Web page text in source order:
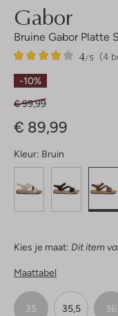
Gabor
Bruine Gabor Platte
(4
4/5
4
4
Sterren
-10%
€ 99,99
€ 89,99
Kleur: Bruin
Kies je maat: Dit item
Maattabel
35 35,5 36